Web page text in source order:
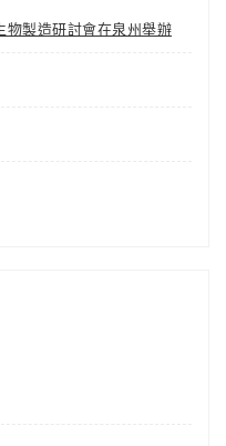
物製造研討會在泉州舉辦